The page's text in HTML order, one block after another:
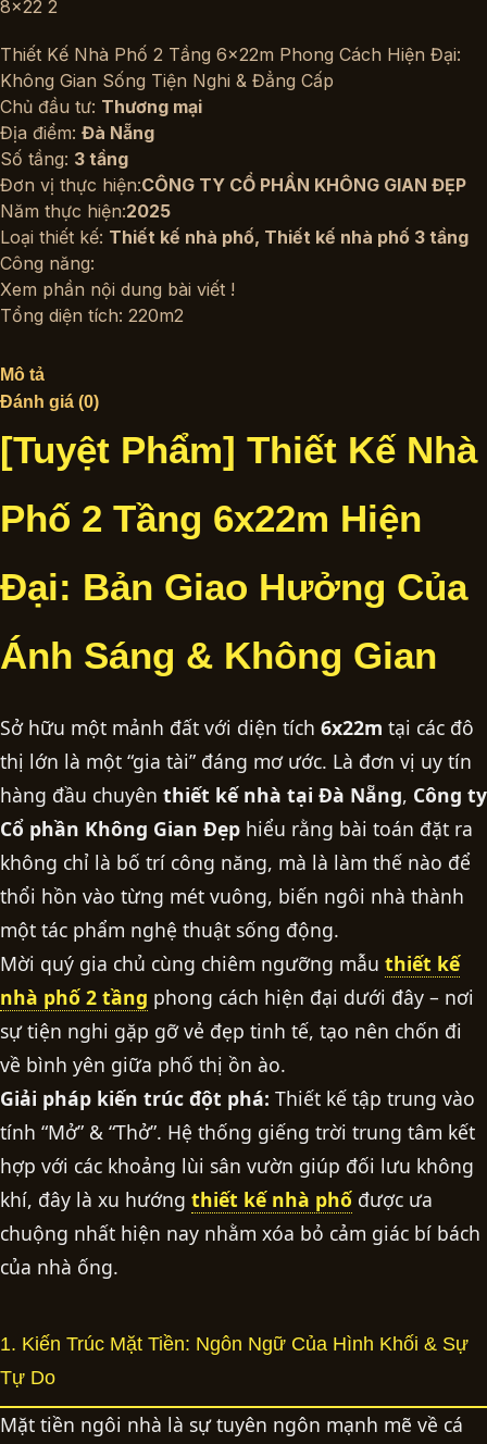
Thiết Kế Nhà Phố 2 Tầng 6x22m Phong Cách Hiện Đại:
Không Gian Sống Tiện Nghi & Đẳng Cấp
Chủ đầu tư: Thương mại
Địa điểm: Đà Nẵng
Số tầng: 3 tầng
Đơn vị thực hiện:CÔNG TY CỔ PHẦN KHÔNG GIAN ĐẸP
Năm thực hiện:2025
Loại thiết kế: Thiết kế nhà phố, Thiết kế nhà phố 3 tầng
Công năng:
Xem phần nội dung bài viết !
Tổng diện tích: 220m2
Mô tả
Đánh giá (0)
[Tuyệt Phẩm] Thiết Kế Nhà
Phố 2 Tầng 6x22m Hiện
Đại: Bản Giao Hưởng Của
Ánh Sáng & Không Gian
Sở hữu một mảnh đất với diện tích 6x22m tại các đô
thị lớn là một “gia tài” đáng mơ ước. Là đơn vị uy tín
hàng đầu chuyên thiết kế nhà tại Đà Nẵng, Công ty
Cổ phần Không Gian Đẹp hiểu rằng bài toán đặt ra
không chỉ là bố trí công năng, mà là làm thế nào để
thổi hồn vào từng mét vuông, biến ngôi nhà thành
một tác phẩm nghệ thuật sống động.
Mời quý gia chủ cùng chiêm ngưỡng mẫu thiết kế
nhà phố 2 tầng phong cách hiện đại dưới đây – nơi
sự tiện nghi gặp gỡ vẻ đẹp tinh tế, tạo nên chốn đi
về bình yên giữa phố thị ồn ào.
Giải pháp kiến trúc đột phá: Thiết kế tập trung vào
tính “Mở” & “Thở”. Hệ thống giếng trời trung tâm kết
hợp với các khoảng lùi sân vườn giúp đối lưu không
khí, đây là xu hướng thiết kế nhà phố được ưa
chuộng nhất hiện nay nhằm xóa bỏ cảm giác bí bách
của nhà ống.
1. Kiến Trúc Mặt Tiền: Ngôn Ngữ Của Hình Khối & Sự
Tự Do
Mặt tiền ngôi nhà là sự tuyên ngôn mạnh mẽ về cá